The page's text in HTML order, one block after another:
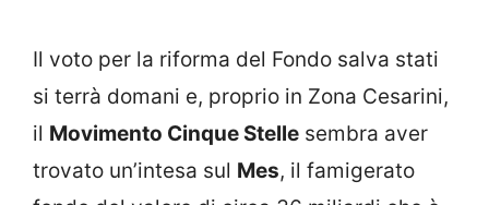
Il voto per la riforma del Fondo salva stati
si terrà domani e, proprio in Zona Cesarini,
il Movimento Cinque Stelle sembra aver
trovato un’intesa sul Mes, il famigerato